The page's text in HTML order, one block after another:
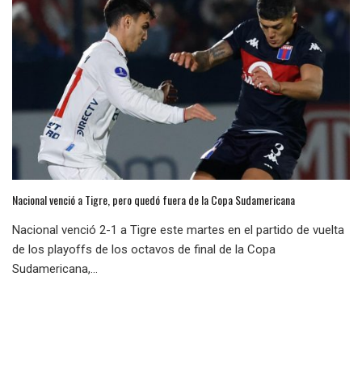
Nacional venció a Tigre, pero quedó fuera de la Copa Sudamericana
Nacional venció 2-1 a Tigre este martes en el partido de vuelta
de los playoffs de los octavos de final de la Copa
Sudamericana,...